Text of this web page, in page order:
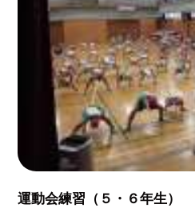
運動会練習（５・６年生）